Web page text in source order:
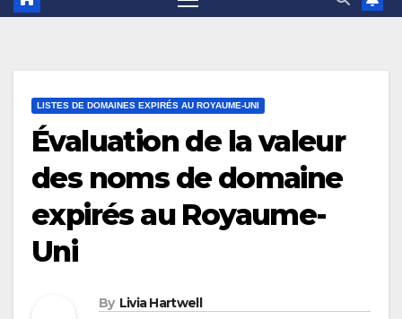
LISTES DE DOMAINES EXPIRÉS AU ROYAUME-UNI
Évaluation de la valeur
des noms de domaine
expirés au Royaume-
Uni
By Livia Hartwell